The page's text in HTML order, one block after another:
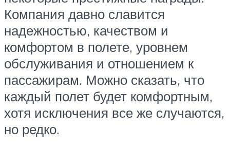
Компания давно славится
надежностью, качеством и
комфортом в полете, уровнем
обслуживания и отношением к
пассажирам. Можно сказать, что
каждый полет будет комфортным,
хотя исключения все же случаются,
но редко.